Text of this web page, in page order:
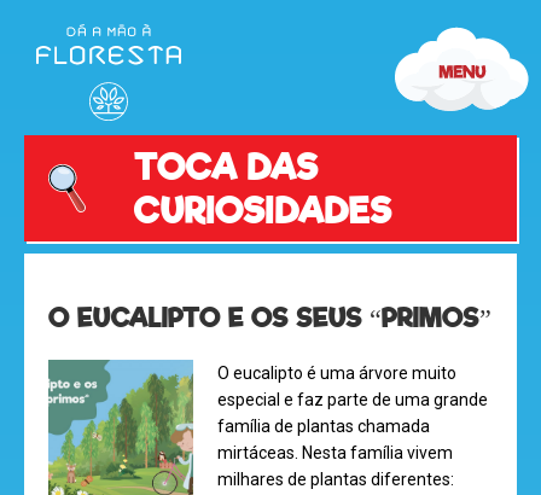
TOCA DAS
CURIOSIDADES
O EUCALIPTO E OS SEUS “PRIMOS”
O eucalipto é uma árvore muito
especial e faz parte de uma grande
família de plantas chamada
mirtáceas. Nesta família vivem
milhares de plantas diferentes: